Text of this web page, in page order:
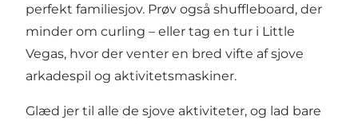
perfekt familiesjov. Prøv også shuffleboard, der
minder om curling – eller tag en tur i Little
Vegas, hvor der venter en bred vifte af sjove
arkadespil og aktivitetsmaskiner.
Glæd jer til alle de sjove aktiviteter, og lad bare